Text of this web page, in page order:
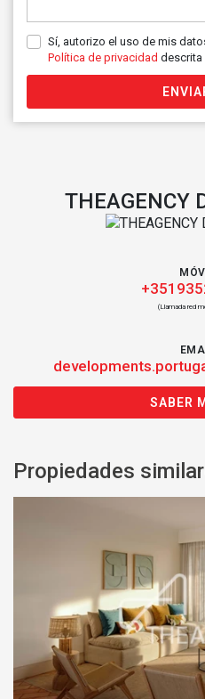
Sí, autorizo el uso de mis
Política de privacidad descrita
THEAGENCY
(Llamada red
SABER
Propiedades